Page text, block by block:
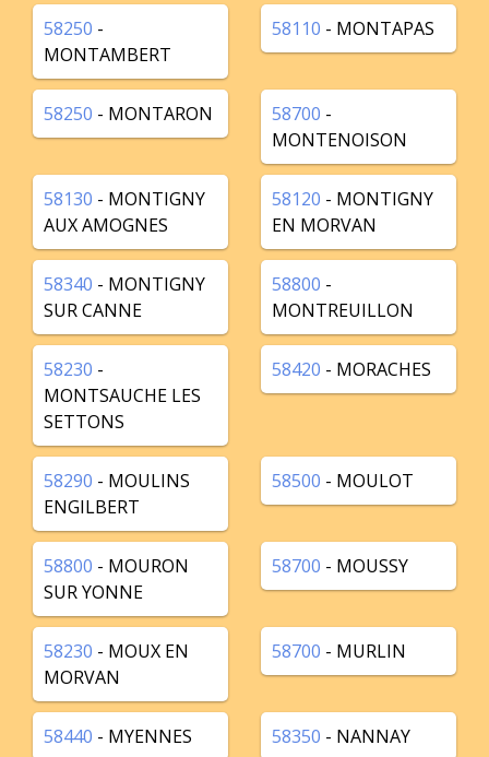
58250 -
MONTAMBERT
58110 - MONTAPAS
58250 - MONTARON 58700 -
MONTENOISON
58130 - MONTIGNY
AUX AMOGNES
58120 - MONTIGNY
EN MORVAN
58340 - MONTIGNY
SUR CANNE
58800 -
MONTREUILLON
58230 -
MONTSAUCHE LES
SETTONS
58420 - MORACHES
58290 - MOULINS
ENGILBERT
58500 - MOULOT
58800 - MOURON
SUR YONNE
58700 - MOUSSY
58230 - MOUX EN
MORVAN
58700 - MURLIN
58440 - MYENNES 58350 - NANNAY